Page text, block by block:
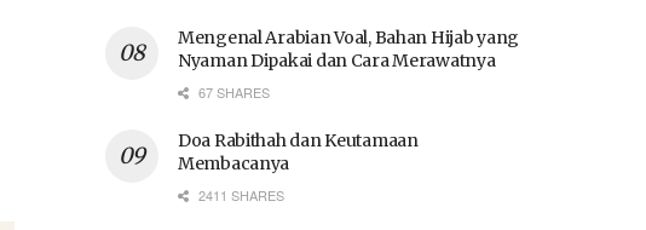
Mengenal Arabian Voal, Bahan Hijab yang
Nyaman Dipakai dan Cara Merawatnya
67 SHARES
Doa Rabithah dan Keutamaan
Membacanya
2411 SHARES